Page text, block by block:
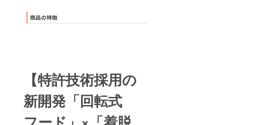
【特許技術採用の
新開発「回転式